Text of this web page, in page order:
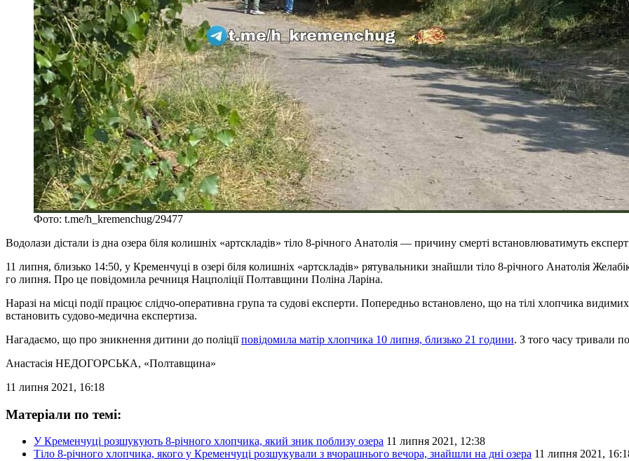
Фото: t.me/h_kremenchug/29477
Водолази дістали із дна озера біля колишніх «артскладів» тіло 8-річного Анатолія — причину смерті встановлюватимуть
11 липня, близько 14:50, у Кременчуці в озері біля колишніх «артскладів» рятувальники знайшли тіло 8-річного Анатолія
го липня. Про це повідомила речниця Нацполіції Полтавщини Поліна Ларіна.
Наразі на місці події працює слідчо-оперативна група та судові експерти. Попередньо встановлено, що на тілі хлопчика
встановить судово-медична експертиза.
Нагадаємо, що про зникнення дитини до поліціїповідомила матір хлопчика 10 липня, близько 21 години. З того часу тривали
Анастасія НЕДОГОРСЬКА, «Полтавщина»
11 липня 2021, 16:18
Матеріали по темі:
У Кременчуці розшукують 8-річного хлопчика, який зник поблизу озера 11 липня 2021, 12:38
Тіло 8-річного хлопчика, якого у Кременчуці розшукували з вчорашнього вечора, знайшли на дні озера 11 липня 2021,